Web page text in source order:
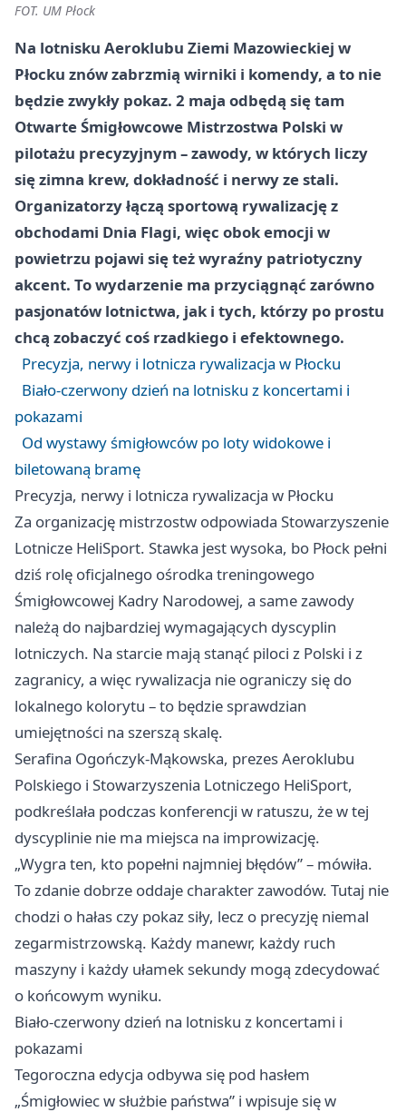
FOT. UM Płock
Na lotnisku Aeroklubu Ziemi Mazowieckiej w
Płocku znów zabrzmią wirniki i komendy, a to nie
będzie zwykły pokaz. 2 maja odbędą się tam
Otwarte Śmigłowcowe Mistrzostwa Polski w
pilotażu precyzyjnym – zawody, w których liczy
się zimna krew, dokładność i nerwy ze stali.
Organizatorzy łączą sportową rywalizację z
obchodami Dnia Flagi, więc obok emocji w
powietrzu pojawi się też wyraźny patriotyczny
akcent. To wydarzenie ma przyciągnąć zarówno
pasjonatów lotnictwa, jak i tych, którzy po prostu
chcą zobaczyć coś rzadkiego i efektownego.
Precyzja, nerwy i lotnicza rywalizacja w Płocku
Biało-czerwony dzień na lotnisku z koncertami i
pokazami
Od wystawy śmigłowców po loty widokowe i
biletowaną bramę
Precyzja, nerwy i lotnicza rywalizacja w Płocku
Za organizację mistrzostw odpowiada Stowarzyszenie
Lotnicze HeliSport. Stawka jest wysoka, bo Płock pełni
dziś rolę oficjalnego ośrodka treningowego
Śmigłowcowej Kadry Narodowej, a same zawody
należą do najbardziej wymagających dyscyplin
lotniczych. Na starcie mają stanąć piloci z Polski i z
zagranicy, a więc rywalizacja nie ograniczy się do
lokalnego kolorytu – to będzie sprawdzian
umiejętności na szerszą skalę.
Serafina Ogończyk-Mąkowska, prezes Aeroklubu
Polskiego i Stowarzyszenia Lotniczego HeliSport,
podkreślała podczas konferencji w ratuszu, że w tej
dyscyplinie nie ma miejsca na improwizację.
„Wygra ten, kto popełni najmniej błędów” – mówiła.
To zdanie dobrze oddaje charakter zawodów. Tutaj nie
chodzi o hałas czy pokaz siły, lecz o precyzję niemal
zegarmistrzowską. Każdy manewr, każdy ruch
maszyny i każdy ułamek sekundy mogą zdecydować
o końcowym wyniku.
Biało-czerwony dzień na lotnisku z koncertami i
pokazami
Tegoroczna edycja odbywa się pod hasłem
„Śmigłowiec w służbie państwa” i wpisuje się w